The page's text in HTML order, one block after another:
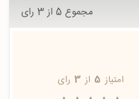
مجموع 5 از 3 رای
امتیاز 5 از 3 رای